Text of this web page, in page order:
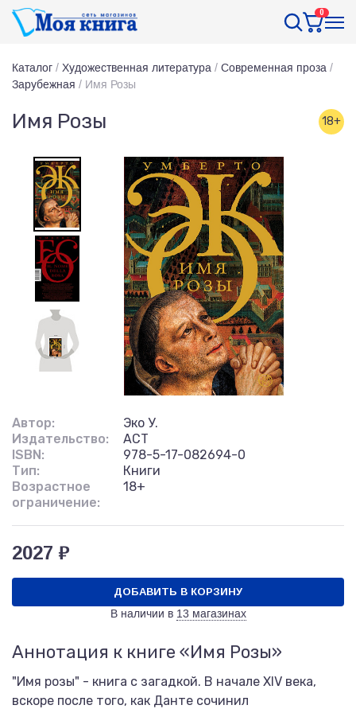
0
Каталог / Художественная литература / Современная проза /
Зарубежная / Имя Розы
Имя Розы 18+
Автор:
Эко У.
Издательство:
АСТ
ISBN:
978-5-17-082694-0
Тип:
Книги
Возрастное
ограничение:
18+
2027 ₽
ДОБАВИТЬ В КОРЗИНУ
В наличии в 13 магазинах
Аннотация к книге «Имя Розы»
"Имя розы" - книга с загадкой. В начале ХIV века,
вскоре после того, как Данте сочинил